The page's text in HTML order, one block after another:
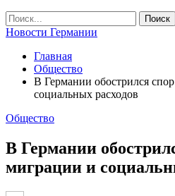
Новости Германии
Главная
Общество
В Германии обострился
социальных расходов
Общество
В Германии
миграции и